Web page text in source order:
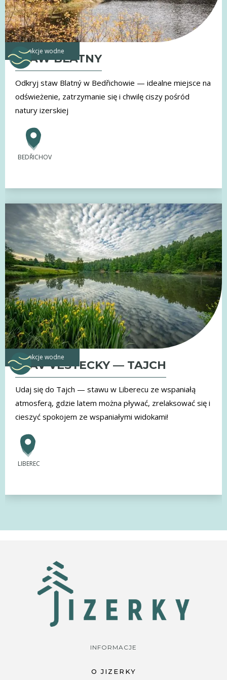
atrakcje wodne
STAW BLATNY
Odkryj staw Blatný w Bedřichowie — idealne miejsce na
odświeżenie, zatrzymanie się i chwilę ciszy pośród
natury izerskiej
BEDŘICHOV
atrakcje wodne
STAV VESTECKY — TAJCH
Udaj się do Tajch — stawu w Liberecu ze wspaniałą
atmosferą, gdzie latem można pływać, zrelaksować się i
cieszyć spokojem ze wspaniałymi widokami!
LIBEREC
INFORMACJE
O JIZERKY